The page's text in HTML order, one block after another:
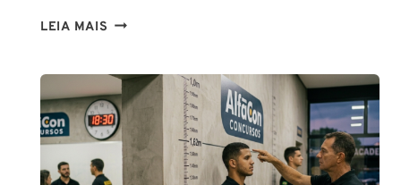
LEIA MAIS CONCURSOS
PMPE
2026:
ATÉ
FINAL